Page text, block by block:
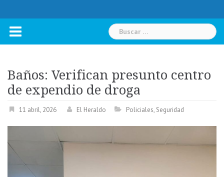
Buscar:
Baños: Verifican presunto centro
de expendio de droga
11 abril, 2026 El Heraldo Policiales, Seguridad